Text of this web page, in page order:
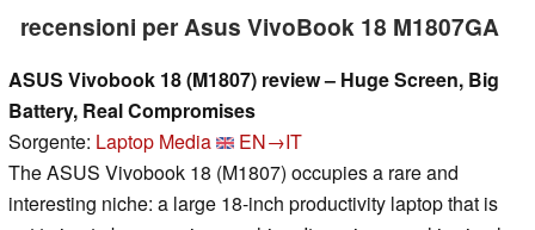
recensioni per Asus VivoBook 18 M1807GA
ASUS Vivobook 18 (M1807) review – Huge Screen, Big
Battery, Real Compromises
Sorgente: Laptop Media
EN→IT
The ASUS Vivobook 18 (M1807) occupies a rare and
interesting niche: a large 18-inch productivity laptop that is